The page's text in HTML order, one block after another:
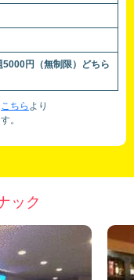
円（無制限）どちら
こちら より
。
ック